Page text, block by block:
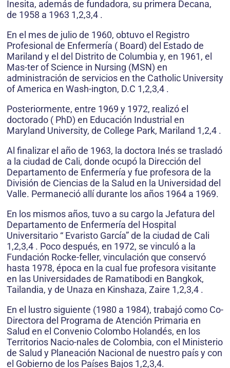
Inesita, además de fundadora, su primera Decana,
de 1958 a 1963 1,2,3,4 .
En el mes de julio de 1960, obtuvo el Registro
Profesional de Enfermería ( Board) del Estado de
Mariland y el del Distrito de Columbia y, en 1961, el
Mas-ter of Science in Nursing (MSN) en
administración de servicios en the Catholic University
of America en Wash-ington, D.C 1,2,3,4 .
Posteriormente, entre 1969 y 1972, realizó el
doctorado ( PhD) en Educación Industrial en
Maryland University, de College Park, Mariland 1,2,4 .
Al finalizar el año de 1963, la doctora Inés se trasladó
a la ciudad de Cali, donde ocupó la Dirección del
Departamento de Enfermería y fue profesora de la
División de Ciencias de la Salud en la Universidad del
Valle. Permaneció allí durante los años 1964 a 1969.
En los mismos años, tuvo a su cargo la Jefatura del
Departamento de Enfermería del Hospital
Universitario “ Evaristo García” de la ciudad de Cali
1,2,3,4 . Poco después, en 1972, se vinculó a la
Fundación Rocke-feller, vinculación que conservó
hasta 1978, época en la cual fue profesora visitante
en las Universidades de Ramatibodi en Bangkok,
Tailandia, y de Unaza en Kinshaza, Zaire 1,2,3,4 .
En el lustro siguiente (1980 a 1984), trabajó como Co-
Directora del Programa de Atención Primaria en
Salud en el Convenio Colombo Holandés, en los
Territorios Nacio-nales de Colombia, con el Ministerio
de Salud y Planeación Nacional de nuestro país y con
el Gobierno de los Países Bajos 1,2,3,4.